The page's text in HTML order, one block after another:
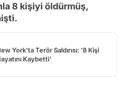
8 kişiyi öldürmüş,
York'ta Terör Saldırısı: '8 Kişi
Kaybetti'
Test